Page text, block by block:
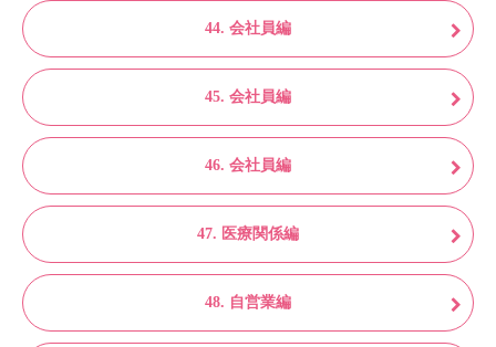
44. 会社員編
45. 会社員編
46. 会社員編
47. 医療関係編
48. 自営業編